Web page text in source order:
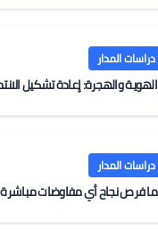
دراسات المدار
الهوية والهجرة: إعادة تشكيل
دراسات المدار
ما فرص نجاح أي مفاوضات مباشرة